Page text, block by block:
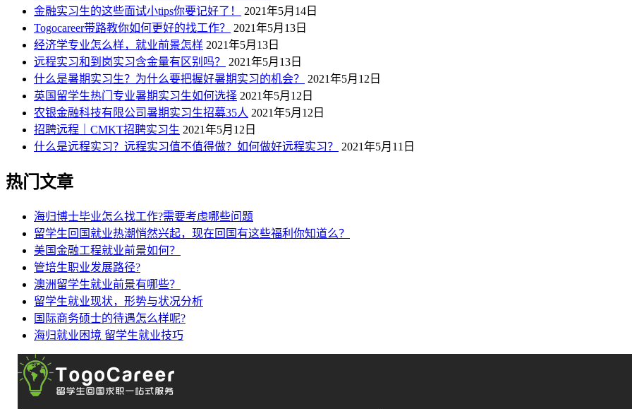
金融实习生的这些面试小tips你要记好了！
2021年5月14日
Togocareer带路教你如何更好的找工作？
2021年5月13日
经济学专业怎么样，就业前景怎样 2021年5月13日
远程实习和到岗实习含金量有区别吗？
2021年5月13日
什么是暑期实习生？为什么要把握好暑期实习的机会？
2021年5月12日
英国留学生热门专业暑期实习生如何选择 2021年5月12日
农银金融科技有限公司暑期实习生招募35人 2021年5月12日
招聘远程｜CMKT招聘实习生 2021年5月12日
什么是远程实习？远程实习值不值得做？如何做好远程实习？
2021年5月11日
热门文章
海归博士毕业怎么找工作?需要考虑哪些问题
留学生回国就业热潮悄然兴起，现在回国有这些福利你知道么？
美国金融工程就业前景如何？
管培生职业发展路径?
澳洲留学生就业前景有哪些？
留学生就业现状，形势与状况分析
国际商务硕士的待遇怎么样呢?
海归就业困境 留学生就业技巧